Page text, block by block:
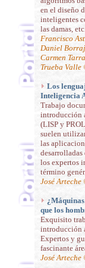
en el diseño
inteligentes
las damas,
Francisco
Daniel
Carmen
Trueba Valle
Los
Inteligencia
Trabajo
introducción
(LISP y
suelen
las
desarrolladas
los expertos
término
José Arteche
que los
Exquisito
introducción
Expertos y
fascinante
José Arteche